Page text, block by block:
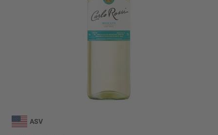
uz
galerijas
ASV